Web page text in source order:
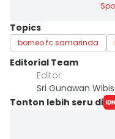
Topics
borneo fc samarinda
Editorial Team
Editor
Sri Gunawan
Tonton lebih seru di